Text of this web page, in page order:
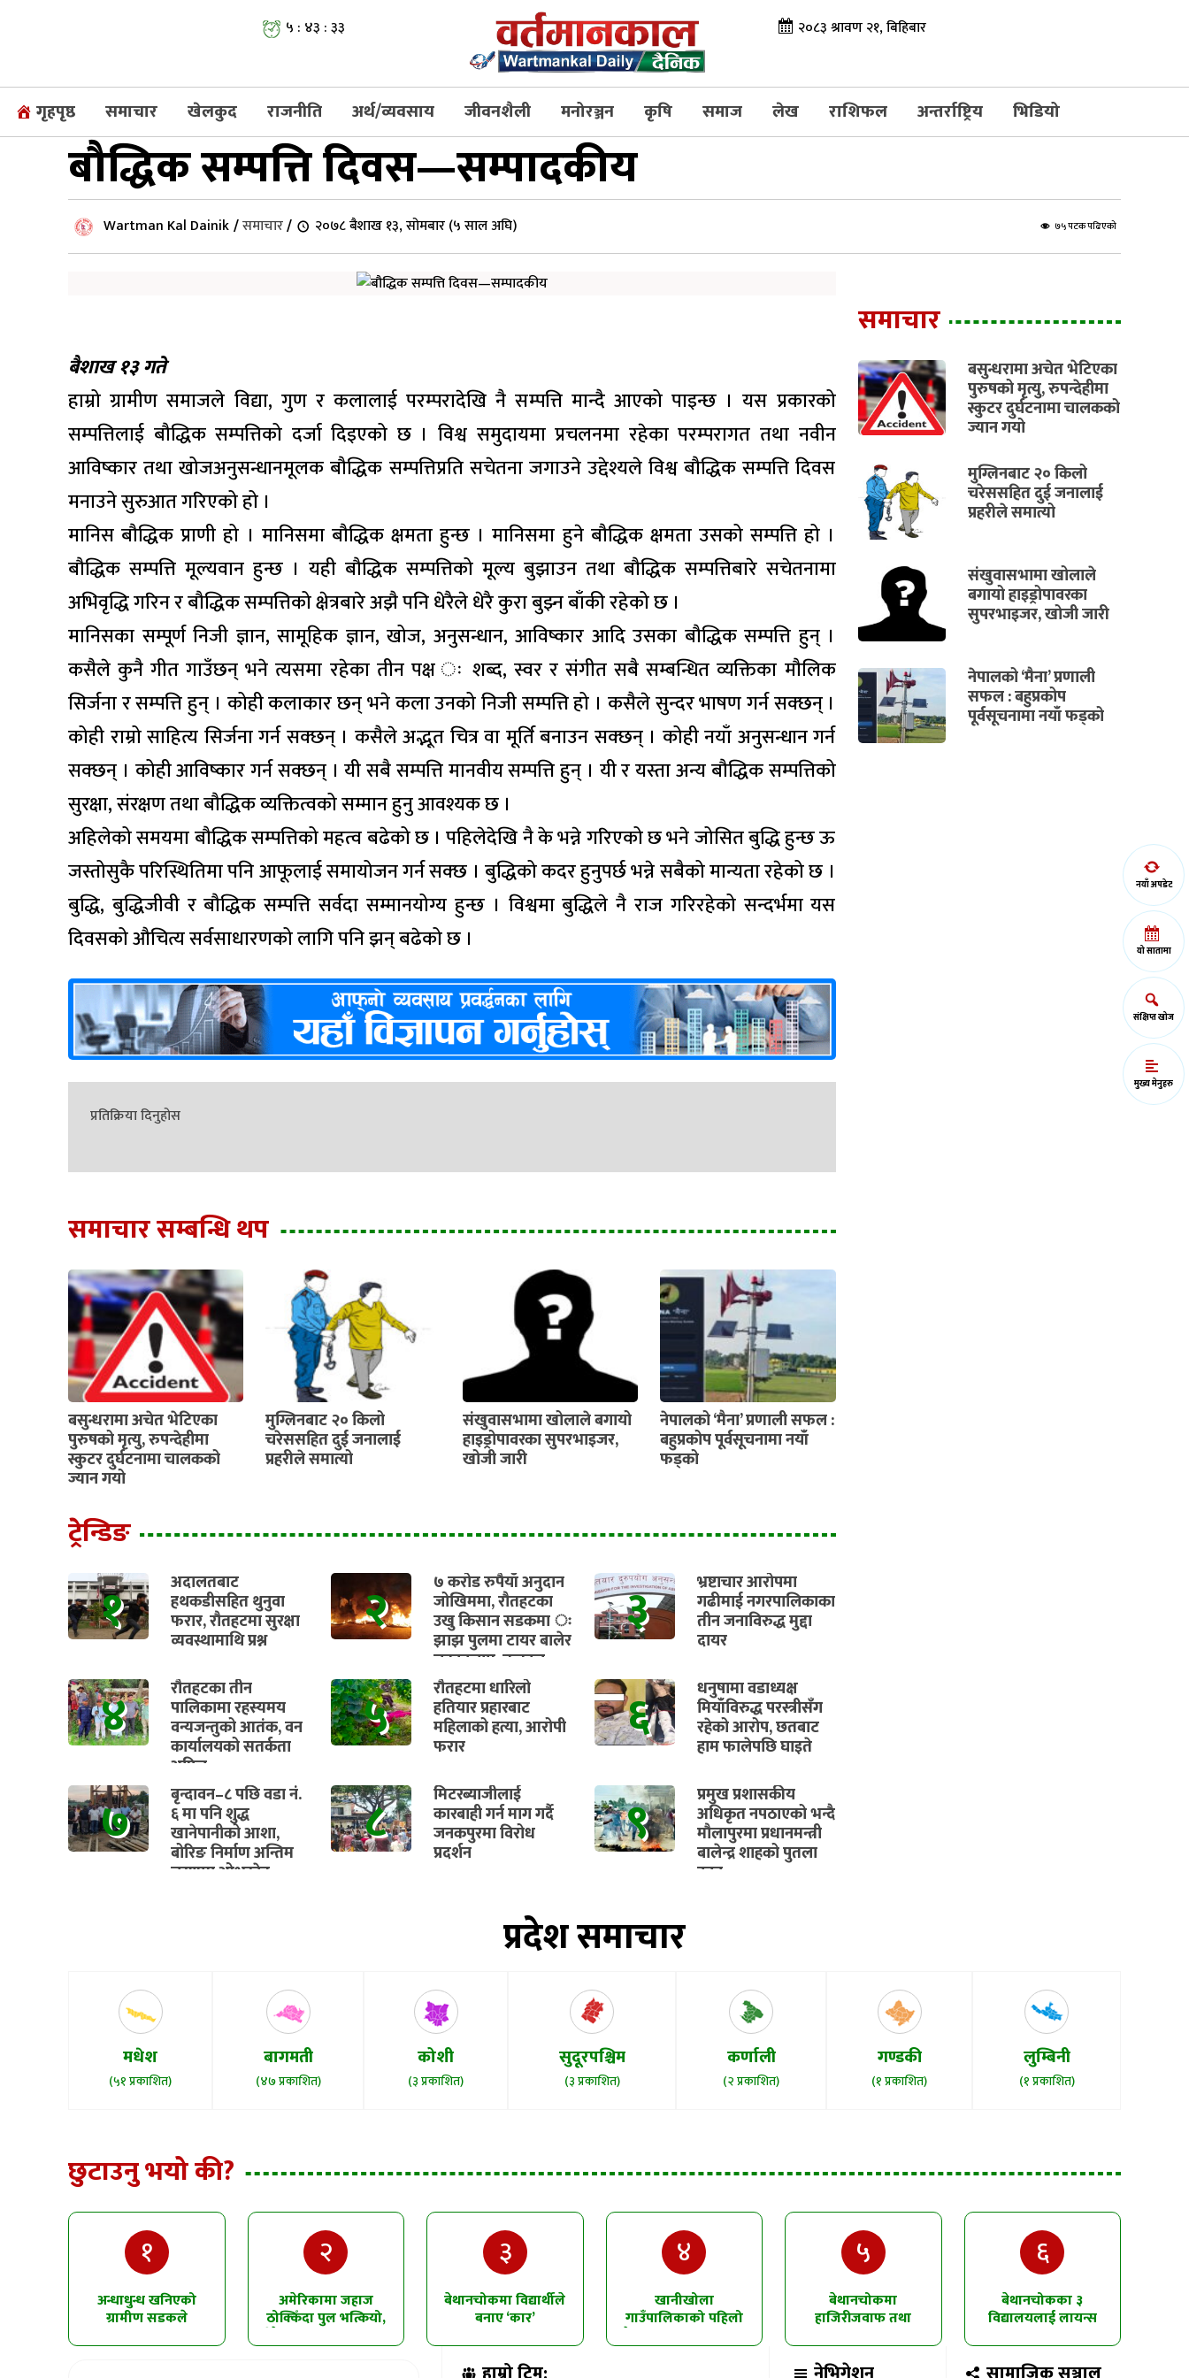
नयाँ अपडेट
यो सातामा
संक्षिप्त खोज
मुख्य मेनुहरु
५ : ४३ : ३३ २०८३ श्रावण २१, बिहिबार
गृहपृष्ठ समाचार खेलकुद राजनीति अर्थ/व्यवसाय जीवनशैली मनोरञ्जन कृषि समाज लेख राशिफल अन्तर्राष्ट्रिय भिडियो
बौद्धिक सम्पत्ति दिवस—सम्पादकीय
Wartman Kal Dainik/समाचार/ २०७८ बैशाख १३, सोमबार (५ साल अघि) ७५ पटक पढिएको
बैशाख १३ गते
हाम्रो ग्रामीण समाजले विद्या, गुण र कलालाई परम्परादेखि नै सम्पत्ति मान्दै आएको पाइन्छ । यस प्रकारको
सम्पत्तिलाई बौद्धिक सम्पत्तिको दर्जा दिइएको छ । विश्व समुदायमा प्रचलनमा रहेका परम्परागत तथा नवीन
आविष्कार तथा खोजअनुसन्धानमूलक बौद्धिक सम्पत्तिप्रति सचेतना जगाउने उद्देश्यले विश्व बौद्धिक सम्पत्ति दिवस
मनाउने सुरुआत गरिएको हो ।
मानिस बौद्धिक प्राणी हो । मानिसमा बौद्धिक क्षमता हुन्छ । मानिसमा हुने बौद्धिक क्षमता उसको सम्पत्ति हो ।
बौद्धिक सम्पत्ति मूल्यवान हुन्छ । यही बौद्धिक सम्पत्तिको मूल्य बुझाउन तथा बौद्धिक सम्पत्तिबारे सचेतनामा
अभिवृद्धि गरिन र बौद्धिक सम्पत्तिको क्षेत्रबारे अझै पनि धेरैले धेरै कुरा बुझ्न बाँकी रहेको छ ।
मानिसका सम्पूर्ण निजी ज्ञान, सामूहिक ज्ञान, खोज, अनुसन्धान, आविष्कार आदि उसका बौद्धिक सम्पत्ति हुन् ।
कसैले कुनै गीत गाउँछन् भने त्यसमा रहेका तीन पक्ष ः शब्द, स्वर र संगीत सबै सम्बन्धित व्यक्तिका मौलिक
सिर्जना र सम्पत्ति हुन् । कोही कलाकार छन् भने कला उनको निजी सम्पत्ति हो । कसैले सुन्दर भाषण गर्न सक्छन् ।
कोही राम्रो साहित्य सिर्जना गर्न सक्छन् । कसैले अद्भूत चित्र वा मूर्ति बनाउन सक्छन् । कोही नयाँ अनुसन्धान गर्न
सक्छन् । कोही आविष्कार गर्न सक्छन् । यी सबै सम्पत्ति मानवीय सम्पत्ति हुन् । यी र यस्ता अन्य बौद्धिक सम्पत्तिको
सुरक्षा, संरक्षण तथा बौद्धिक व्यक्तित्वको सम्मान हुनु आवश्यक छ ।
अहिलेको समयमा बौद्धिक सम्पत्तिको महत्व बढेको छ । पहिलेदेखि नै के भन्ने गरिएको छ भने जोसित बुद्धि हुन्छ ऊ
जस्तोसुकै परिस्थितिमा पनि आफूलाई समायोजन गर्न सक्छ । बुद्धिको कदर हुनुपर्छ भन्ने सबैको मान्यता रहेको छ ।
बुद्धि, बुद्धिजीवी र बौद्धिक सम्पत्ति सर्वदा सम्मानयोग्य हुन्छ । विश्वमा बुद्धिले नै राज गरिरहेको सन्दर्भमा यस
दिवसको औचित्य सर्वसाधारणको लागि पनि झन् बढेको छ ।
प्रतिक्रिया दिनुहोस
समाचार सम्बन्धि थप
बसुन्धरामा अचेत भेटिएका
पुरुषको मृत्यु, रुपन्देहीमा
स्कुटर दुर्घटनामा चालकको
ज्यान गयो
मुग्लिनबाट २० किलो
चरेससहित दुई जनालाई
प्रहरीले समात्यो
संखुवासभामा खोलाले बगायो
हाइड्रोपावरका सुपरभाइजर,
खोजी जारी
नेपालको ‘मैना’ प्रणाली सफल :
बहुप्रकोप पूर्वसूचनामा नयाँ
फड्को
ट्रेन्डिङ
१ अदालतबाट
हथकडीसहित थुनुवा
फरार, रौतहटमा सुरक्षा
व्यवस्थामाथि प्रश्न २ ७ करोड रुपैयाँ अनुदान
जोखिममा, रौतहटका
उखु किसान सडकमा ः
झाझ पुलमा टायर बालेर
चक्काजाम, तत्काल
भुक्तानी सुनिश्चित गर्न
माग
३ भ्रष्टाचार आरोपमा
गढीमाई नगरपालिकाका
तीन जनाविरुद्ध मुद्दा
दायर
४ रौतहटका तीन
पालिकामा रहस्यमय
वन्यजन्तुको आतंक, वन
कार्यालयको सतर्कता
अपिल
५ रौतहटमा धारिलो
हतियार प्रहारबाट
महिलाको हत्या, आरोपी
फरार ६ धनुषामा वडाध्यक्ष
मियाँविरुद्ध परस्त्रीसँग
रहेको आरोप, छतबाट
हाम फालेपछि घाइते
७ बृन्दावन–८ पछि वडा नं.
६ मा पनि शुद्ध
खानेपानीको आशा,
बोरिङ निर्माण अन्तिम
चरणमा ओभरहेड
८ मिटरब्याजीलाई
कारबाही गर्न माग गर्दै
जनकपुरमा विरोध
प्रदर्शन ९ प्रमुख प्रशासकीय
अधिकृत नपठाएको भन्दै
मौलापुरमा प्रधानमन्त्री
बालेन्द्र शाहको पुतला
दहन
समाचार
बसुन्धरामा अचेत भेटिएका
पुरुषको मृत्यु, रुपन्देहीमा
स्कुटर दुर्घटनामा चालकको
ज्यान गयो
मुग्लिनबाट २० किलो
चरेससहित दुई जनालाई
प्रहरीले समात्यो
संखुवासभामा खोलाले
बगायो हाइड्रोपावरका
सुपरभाइजर, खोजी जारी
नेपालको ‘मैना’ प्रणाली
सफल : बहुप्रकोप
पूर्वसूचनामा नयाँ फड्को
प्रदेश समाचार
मधेश
(५१ प्रकाशित)
बागमती
(४७ प्रकाशित)
कोशी
(३ प्रकाशित)
सुदूरपश्चिम
(३ प्रकाशित)
कर्णाली
(२ प्रकाशित)
गण्डकी
(१ प्रकाशित)
लुम्बिनी
(१ प्रकाशित)
छुटाउनु भयो की?
१
अन्धाधुन्ध खनिएको
ग्रामीण सडकले
खसेको शंका
२
अमेरिकामा जहाज
ठोक्किँदा पुल भत्कियो,
धेरै सवारीसाधन पानीमा
खसे
३
बेथानचोकमा विद्यार्थीले
बनाए ‘कार’
४
खानीखोला
गाउँपालिकाको पहिलो
त्रैमासिक समीक्षा सम्पन्न
५
बेथानचोकमा
हाजिरीजवाफ तथा
६
बेथानचोकका ३
विद्यालयलाई लायन्स